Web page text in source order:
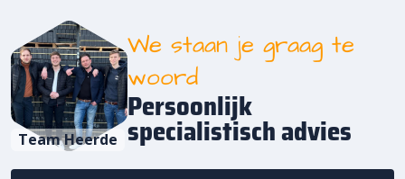
Team Heerde
We staan je graag te
woord
Persoonlijk
specialistisch advies